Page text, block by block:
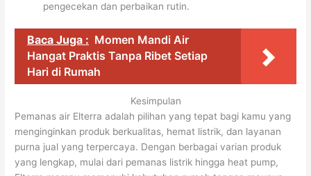
pengecekan dan perbaikan rutin.
Baca Juga : Momen Mandi Air
Hangat Praktis Tanpa Ribet Setiap
Hari di Rumah
Kesimpulan
Pemanas air Elterra adalah pilihan yang tepat bagi kamu yang
menginginkan produk berkualitas, hemat listrik, dan layanan
purna jual yang terpercaya. Dengan berbagai varian produk
yang lengkap, mulai dari pemanas listrik hingga heat pump,